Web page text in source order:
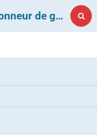
Carnets d'un collectionneur de grenades françaises